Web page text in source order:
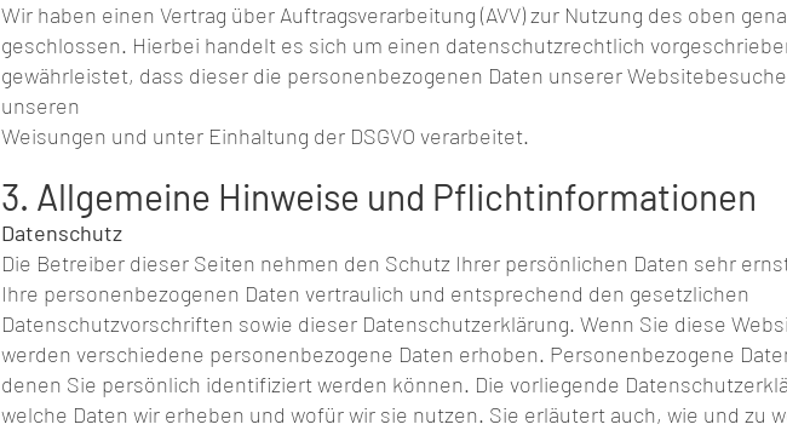
Wir haben einen Vertrag über Auftragsverarbeitung (AVV) zur Nutzung des oben
geschlossen. Hierbei handelt es sich um einen datenschutzrechtlich
gewährleistet, dass dieser die personenbezogenen Daten unserer
unseren
Weisungen und unter Einhaltung der DSGVO verarbeitet.
3. Allgemeine Hinweise und Pflichtinformationen
Datenschutz
Die Betreiber dieser Seiten nehmen den Schutz Ihrer persönlichen Daten sehr
Ihre personenbezogenen Daten vertraulich und entsprechend den gesetzlichen
Datenschutzvorschriften sowie dieser Datenschutzerklärung. Wenn Sie diese
werden verschiedene personenbezogene Daten erhoben. Personenbezogene
denen Sie persönlich identifiziert werden können. Die vorliegende
welche Daten wir erheben und wofür wir sie nutzen. Sie erläutert auch, wie und zu